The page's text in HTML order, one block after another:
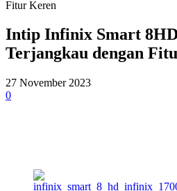
Fitur Keren
Intip Infinix Smart
Terjangkau dengan
27 November 2023
0